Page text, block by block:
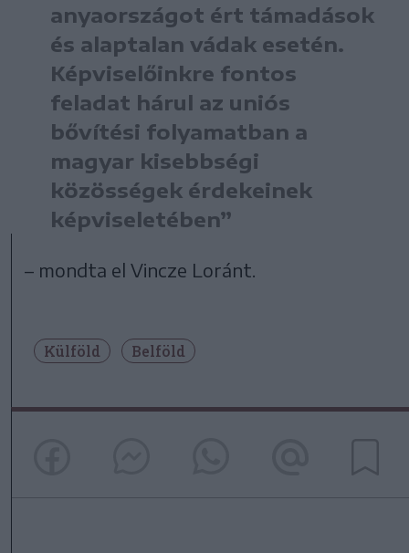
anyaországot ért támadások
és alaptalan vádak esetén.
Képviselőinkre fontos
feladat hárul az uniós
bővítési folyamatban a
magyar kisebbségi
közösségek érdekeinek
képviseletében”
– mondta el Vincze Loránt.
Külföld Belföld